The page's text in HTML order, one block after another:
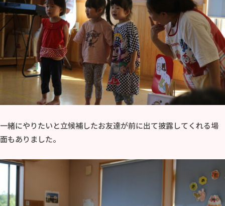
一緒にやりたいと立候補したお友達が前に出て披露してくれる場
面もありました。